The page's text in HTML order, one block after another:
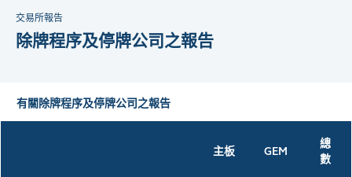
交易所報告
除牌程序及停牌公司之報告
有關除牌程序及停牌公司之報告
主板 GEM
總
數